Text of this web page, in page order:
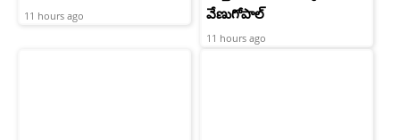
11 hours ago
వేణుగోపాల్‌
11 hours ago